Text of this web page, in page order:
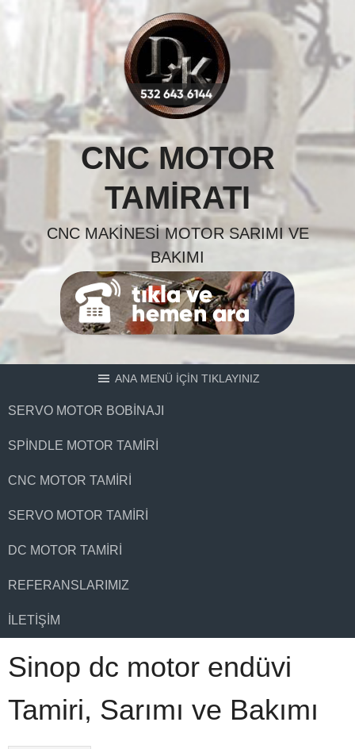
CNC MOTOR
TAMIRATI
CNC MAKINESI MOTOR SARIMI VE
BAKIMI
ANA MENÜ İÇİN TIKLAYINIZ
SERVO MOTOR BOBINAJI
SPINDLE MOTOR TAMIRI
CNC MOTOR TAMIRI
SERVO MOTOR TAMIRI
DC MOTOR TAMIRI
REFERANSLARIMIZ
İLETIŞIM
Sinop dc motor endüvi
Tamiri, Sarımı ve Bakımı